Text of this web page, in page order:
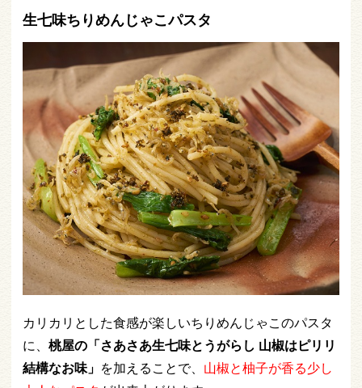
生七味ちりめんじゃこパスタ
カリカリとした食感が楽しいちりめんじゃこのパスタ
に、 桃屋の「さあさあ生七味とうがらし 山椒はピリリ
結構なお味」 を加えることで、 山椒と柚子が香る少し